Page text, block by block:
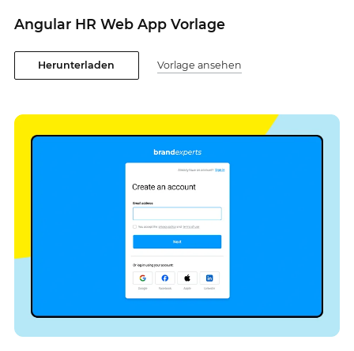
Angular HR Web App Vorlage
Herunterladen Vorlage ansehen